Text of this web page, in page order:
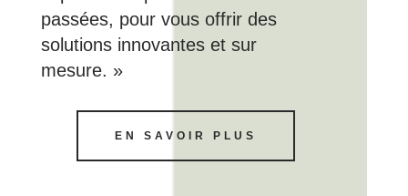
passées, pour vous offrir des
solutions innovantes et sur
mesure. »
EN SAVOIR PLUS